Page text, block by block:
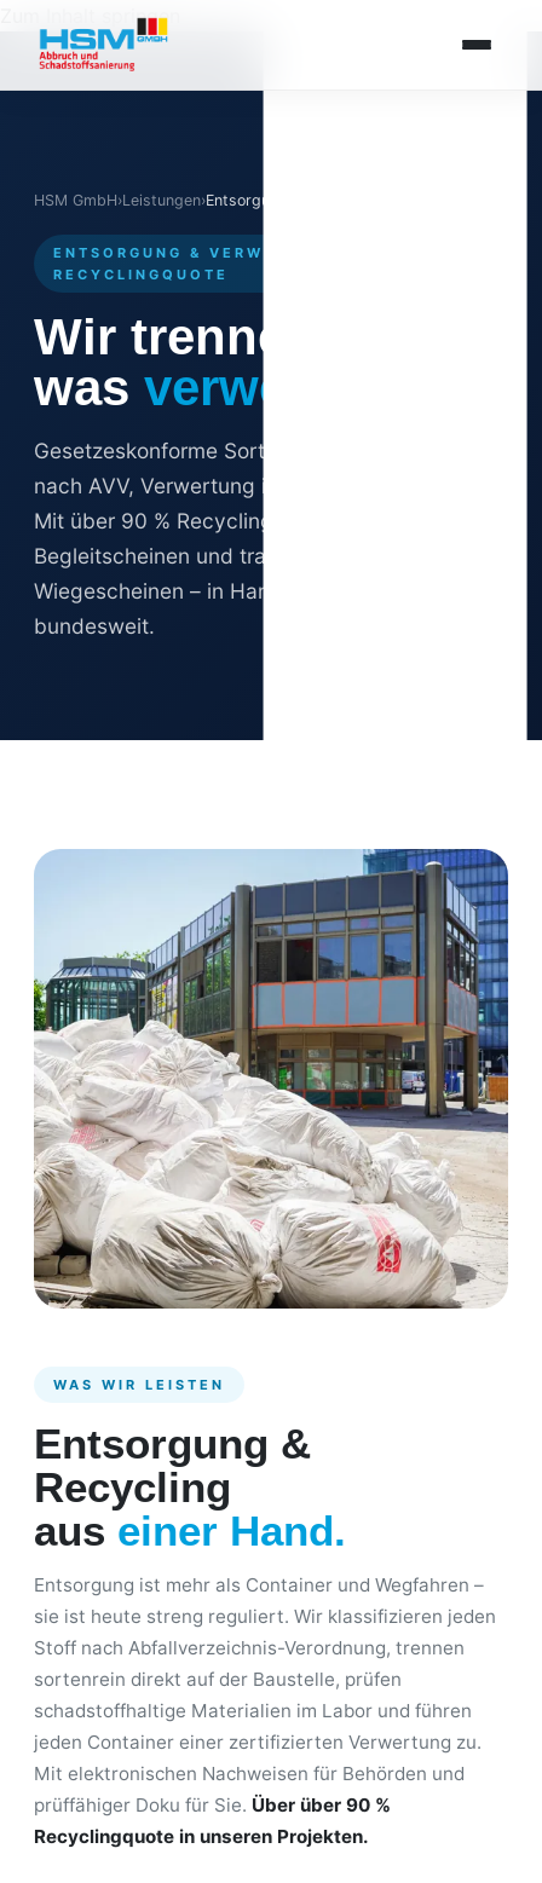
Zum Inhalt springen
HSM GmbH›Leistungen›Entsorgung
ENTSORGUNG & VERWERTUNG · 90%+
RECYCLINGQUOTE
Wir trennen,
was verwertbar ist.
Gesetzeskonforme Sortierung, Klassifizierung
nach AVV, Verwertung in zertifizierten Anlagen.
Mit über 90 % Recyclingquote, elektronischen
Begleitscheinen und transparenten
Wiegescheinen – in Hamburg, Berlin und
bundesweit.
WAS WIR LEISTEN
Entsorgung &
Recycling
aus einer Hand.
Entsorgung ist mehr als Container und Wegfahren –
sie ist heute streng reguliert. Wir klassifizieren jeden
Stoff nach Abfallverzeichnis-Verordnung, trennen
sortenrein direkt auf der Baustelle, prüfen
schadstoffhaltige Materialien im Labor und führen
jeden Container einer zertifizierten Verwertung zu.
Mit elektronischen Nachweisen für Behörden und
prüffähiger Doku für Sie. Über über 90 %
Recyclingquote in unseren Projekten.